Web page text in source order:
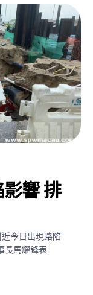
響 排
今日出現路陷
長馬耀鋒表